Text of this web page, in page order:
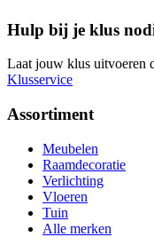
Hulp bij je klus
Laat jouw klus uitvoeren
Klusservice
Assortiment
Meubelen
Raamdecoratie
Verlichting
Vloeren
Tuin
Alle merken